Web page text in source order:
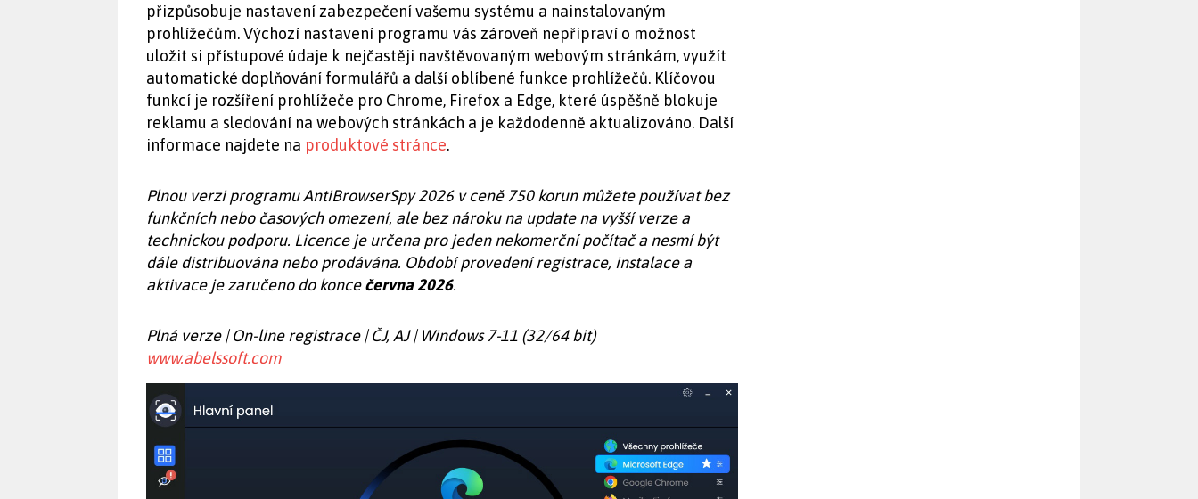
přizpůsobuje nastavení zabezpečení vašemu systému a nainstalovaným
prohlížečům. Výchozí nastavení programu vás zároveň nepřipraví o možnost
uložit si přístupové údaje k nejčastěji navštěvovaným webovým stránkám, využít
automatické doplňování formulářů a další oblíbené funkce prohlížečů. Klíčovou
funkcí je rozšíření prohlížeče pro Chrome, Firefox a Edge, které úspěšně blokuje
reklamu a sledování na webových stránkách a je každodenně aktualizováno. Další
informace najdete na produktové stránce.
Plnou verzi programu AntiBrowserSpy 2026 v ceně 750 korun můžete používat bez
funkčních nebo časových omezení, ale bez nároku na update na vyšší verze a
technickou podporu. Licence je určena pro jeden nekomerční počítač a nesmí být
dále distribuována nebo prodávána. Období provedení registrace, instalace a
aktivace je zaručeno do koncečervna 2026.
Plná verze | On-line registrace | ČJ, AJ | Windows 7-11 (32/64 bit)
www.abelssoft.com